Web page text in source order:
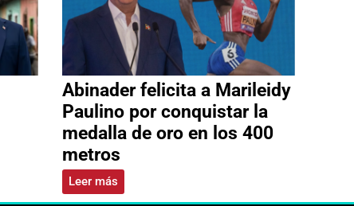
Abinader felicita a Marileidy
Paulino por conquistar la
medalla de oro en los 400
metros
Leer más